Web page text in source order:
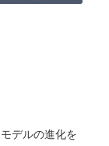
デルの進化を